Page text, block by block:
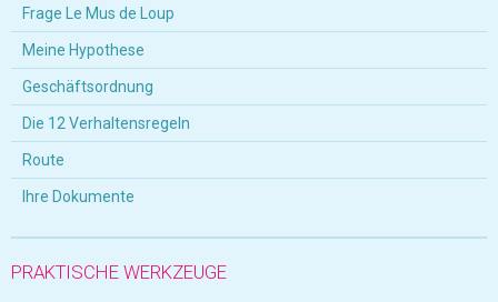
Frage Le Mus de Loup
Meine Hypothese
Geschäftsordnung
Die 12 Verhaltensregeln
Route
Ihre Dokumente
PRAKTISCHE WERKZEUGE